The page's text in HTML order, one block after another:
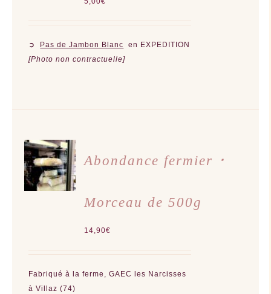
➲ Pas de Jambon Blanc en EXPEDITION
[Photo non contractuelle]
AJOUTER
AU
PANIER
/
DÉTAILS
Abondance fermier ･
Morceau de 500g
14,90€
Fabriqué à la ferme, GAEC les Narcisses
à Villaz (74)